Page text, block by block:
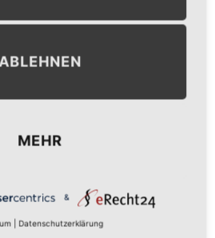
ABLEHNEN
MEHR
&
Datenschutzerklärung